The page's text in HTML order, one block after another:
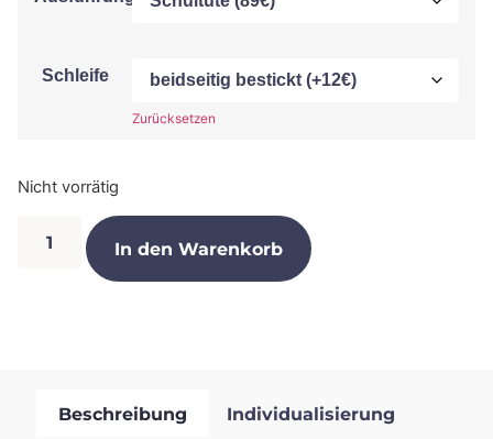
Schleife
Zurücksetzen
Nicht vorrätig
In den Warenkorb
Beschreibung Individualisierung